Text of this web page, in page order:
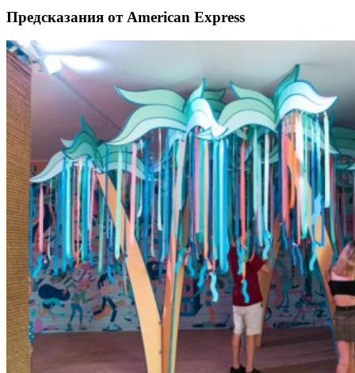
Предсказания от American Express